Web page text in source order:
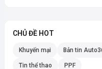
CHỦ ĐỀ HOT
Khuyến mại Bản tin
Tin thể thao PPF